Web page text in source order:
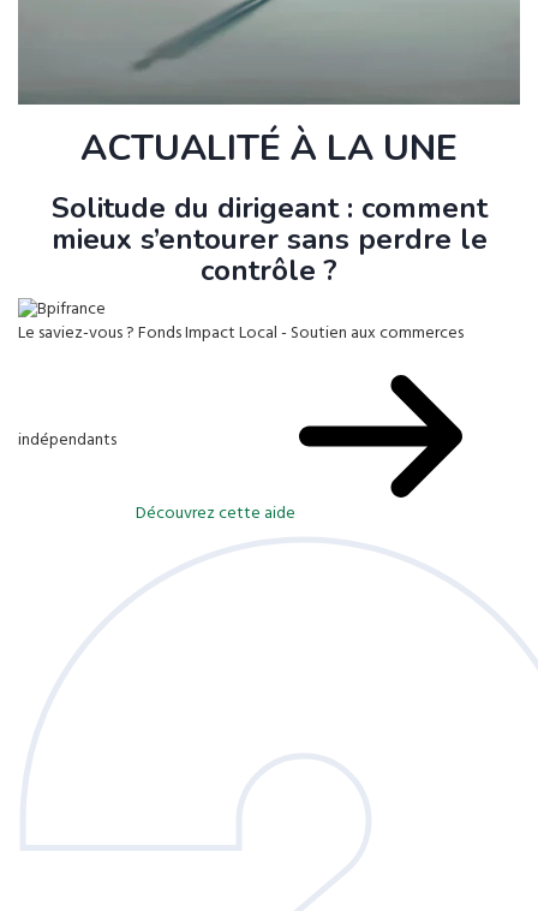
ACTUALITÉ À LA UNE
Solitude du dirigeant : comment
mieux s’entourer sans perdre le
contrôle ?
Le saviez-vous ?Fonds Impact Local - Soutien aux commerces
indépendants
Découvrez cette aide